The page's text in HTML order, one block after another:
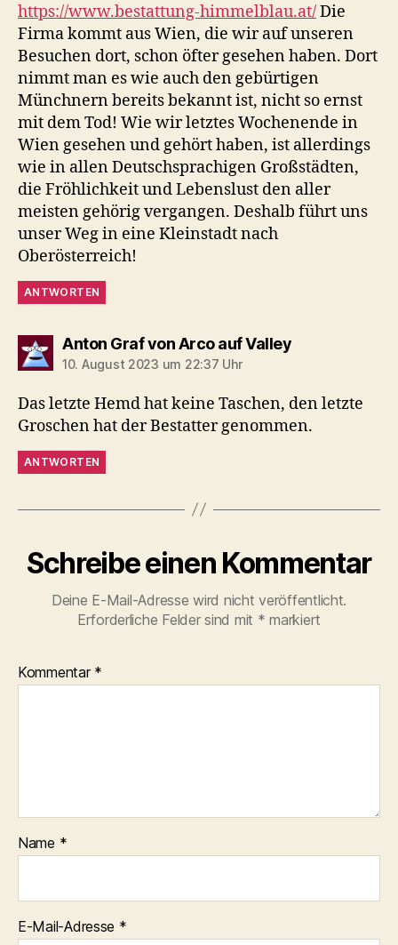
https://www.bestattung-himmelblau.at/Die
Firma kommt aus Wien, die wir auf unseren
Besuchen dort, schon öfter gesehen haben. Dort
nimmt man es wie auch den gebürtigen
Münchnern bereits bekannt ist, nicht so ernst
mit dem Tod! Wie wir letztes Wochenende in
Wien gesehen und gehört haben, ist allerdings
wie in allen Deutschsprachigen Großstädten,
die Fröhlichkeit und Lebenslust den aller
meisten gehörig vergangen. Deshalb führt uns
unser Weg in eine Kleinstadt nach
Oberösterreich!
ANTWORTEN
Anton Graf von Arco auf Valleysagt:
10. August 2023 um 22:37 Uhr
Das letzte Hemd hat keine Taschen, den letzte
Groschen hat der Bestatter genommen.
ANTWORTEN
Schreibe einen Kommentar
Deine E-Mail-Adresse wird nicht veröffentlicht.
Erforderliche Felder sind mit * markiert
Kommentar *
Name *
E-Mail-Adresse *